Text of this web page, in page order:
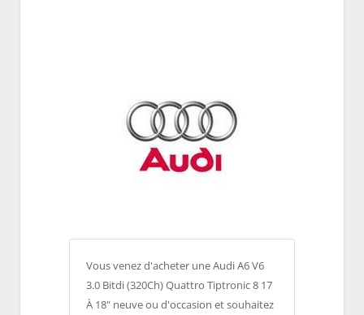
Vous venez d'acheter une Audi A6 V6
3.0 Bitdi (320Ch) Quattro Tiptronic 8 17
À 18" neuve ou d'occasion et souhaitez